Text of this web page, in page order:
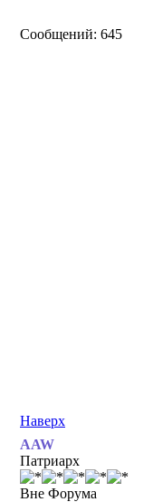
Сообщений: 645
Наверх
AAW
Патриарх
Вне Форума